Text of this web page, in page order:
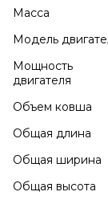
Масса
Модель
Мощность
двигателя
Объем ковша
Общая длина
Общая ширина
Общая высота